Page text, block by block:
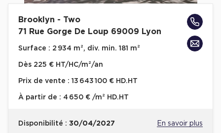
Brooklyn - Two
71 Rue Gorge De Loup 69009 Lyon
Surface : 2 934 m², div. min. 181 m²
Dès 225 € HT/HC/m²/an
Prix de vente : 13 643 100 € HD.HT
À partir de : 4 650 € /m² HD.HT
Disponibilité : 30/04/2027 En savoir plus